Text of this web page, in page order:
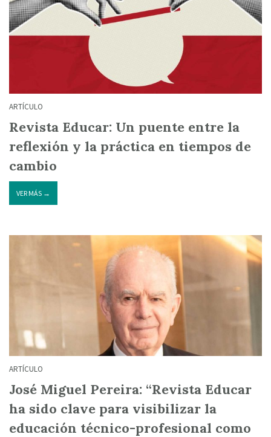
ARTÍCULO
Revista Educar: Un puente entre la
reflexión y la práctica en tiempos de
cambio
VER MÁS →
ARTÍCULO
José Miguel Pereira: “Revista Educar
ha sido clave para visibilizar la
educación técnico-profesional como